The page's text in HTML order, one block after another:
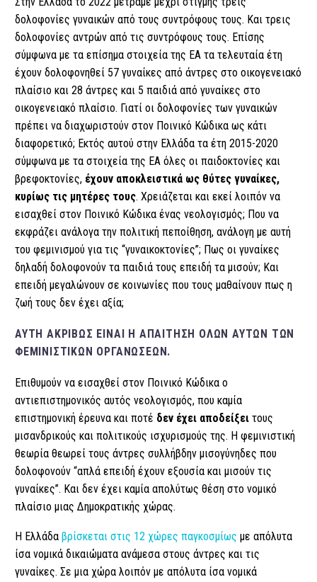
δολοφονίες γυναικών από τους συντρόφους τους. Και τρεις
δολοφονίες αντρών από τις συντρόφους τους. Επίσης
σύμφωνα με τα επίσημα στοιχεία της ΕΑ τα τελευταία έτη
έχουν δολοφονηθεί 57 γυναίκες από άντρες στο οικογενειακό
πλαίσιο και 28 άντρες και 5 παιδιά από γυναίκες στο
οικογενειακό πλαίσιο. Γιατί οι δολοφονίες των γυναικών
πρέπει να διαχωριστούν στον Ποινικό Κώδικα ως κάτι
διαφορετικό; Εκτός αυτού στην Ελλάδα τα έτη 2015-2020
σύμφωνα με τα στοιχεία της ΕΑ όλες οι παιδοκτονίες και
βρεφοκτονίες, έχουν αποκλειστικά ως θύτες γυναίκες,
κυρίως τις μητέρες τους. Χρειάζεται και εκεί λοιπόν να
εισαχθεί στον Ποινικό Κώδικα ένας νεολογισμός; Που να
εκφράζει ανάλογα την πολιτική πεποίθηση, ανάλογη με αυτή
του φεμινισμού για τις “γυναικοκτονίες”; Πως οι γυναίκες
δηλαδή δολοφονούν τα παιδιά τους επειδή τα μισούν; Και
επειδή μεγαλώνουν σε κοινωνίες που τους μαθαίνουν πως η
ζωή τους δεν έχει αξία;
ΑΥΤΉ ΑΚΡΙΒΏΣ ΕΊΝΑΙ Η ΑΠΑΊΤΗΣΗ ΌΛΩΝ ΑΥΤΏΝ ΤΩΝ
ΦΕΜΙΝΙΣΤΙΚΏΝ ΟΡΓΑΝΏΣΕΩΝ.
Επιθυμούν να εισαχθεί στον Ποινικό Κώδικα ο
αντιεπιστημονικός αυτός νεολογισμός, που καμία
επιστημονική έρευνα και ποτέ δεν έχει αποδείξει τους
μισανδρικούς και πολιτικούς ισχυρισμούς της. Η φεμινιστική
θεωρία θεωρεί τους άντρες συλλήβδην μισογύνηδες που
δολοφονούν “απλά επειδή έχουν εξουσία και μισούν τις
γυναίκες”. Και δεν έχει καμία απολύτως θέση στο νομικό
πλαίσιο μιας Δημοκρατικής χώρας.
Η Ελλάδα βρίσκεται στις 12 χώρες παγκοσμίως με απόλυτα
ίσα νομικά δικαιώματα ανάμεσα στους άντρες και τις
γυναίκες. Σε μια χώρα λοιπόν με απόλυτα ίσα νομικά